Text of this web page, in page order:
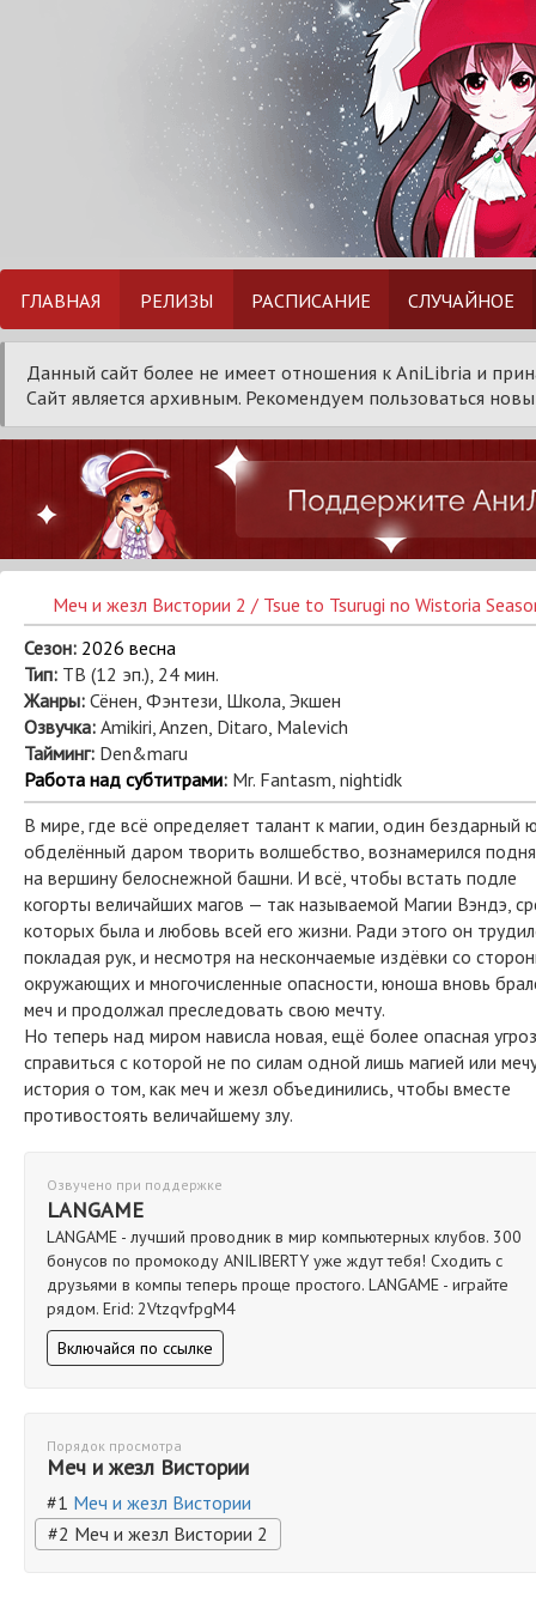
ГЛАВНАЯ РЕЛИЗЫ РАСПИСАНИЕ СЛУЧАЙНОЕ
Данный сайт более не имеет отношения к AniLibria и
Сайт является архивным. Рекомендуем пользоваться
Меч и жезл Вистории 2 / Tsue to Tsurugi no Wistoria
Сезон: 2026 весна
Тип: ТВ (12 эп.), 24 мин.
Жанры: Сёнен, Фэнтези, Школа, Экшен
Озвучка: Amikiri, Anzen, Ditaro, Malevich
Тайминг: Den&maru
Работа над субтитрами: Mr. Fantasm, nightidk
В мире, где всё определяет талант к магии, один бездарный
обделённый даром творить волшебство, вознамерился
на вершину белоснежной башни. И всё, чтобы встать подле
когорты величайших магов — так называемой Магии Вэндэ,
которых была и любовь всей его жизни. Ради этого он
покладая рук, и несмотря на нескончаемые издёвки со
окружающих и многочисленные опасности, юноша вновь
меч и продолжал преследовать свою мечту.
Но теперь над миром нависла новая, ещё более опасная
справиться с которой не по силам одной лишь магией или
история о том, как меч и жезл объединились, чтобы вместе
противостоять величайшему злу.
Озвучено при поддержке
LANGAME
LANGAME - лучший проводник в мир компьютерных клубов. 300
бонусов по промокоду ANILIBERTY уже ждут тебя! Сходить с
друзьями в компы теперь проще простого. LANGAME - играйте
рядом. Erid: 2VtzqvfpgM4
Включайся по ссылке
Порядок просмотра
Меч и жезл Вистории
#1 Меч и жезл Вистории
#2 Меч и жезл Вистории 2